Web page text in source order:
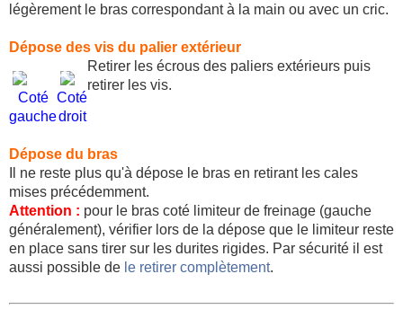
légèrement le bras correspondant à la main ou avec un cric.
Dépose des vis du palier extérieur
Coté
gauche
Coté
droit
Retirer les écrous des paliers extérieurs puis
retirer les vis.
Dépose du bras
Il ne reste plus qu'à dépose le bras en retirant les cales
mises précédemment.
Attention : pour le bras coté limiteur de freinage (gauche
généralement), vérifier lors de la dépose que le limiteur reste
en place sans tirer sur les durites rigides. Par sécurité il est
aussi possible de le retirer complètement.